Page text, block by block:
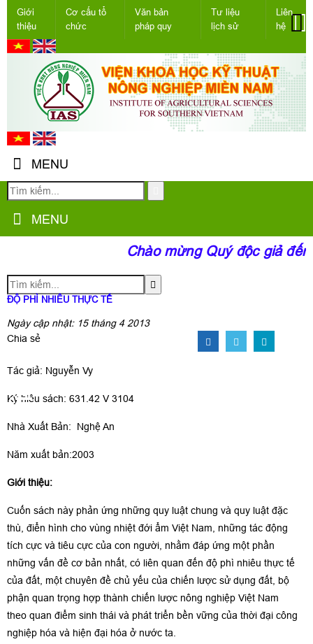
Giới
thiệu
Cơ cấu tổ
chức
Văn bản
pháp quy
Tư liệu
lịch sử
Liên
hệ
MENU
MENU
Chào mừng Quý độc giả
ĐỘ PHÌ NHIÊU THỰC TẾ
Ngày cập nhật: 15 tháng 4 2013
Chia sẻ
Tác giả: Nguyễn Vy
Ký hiệu sách: 631.42 V 3104
Nhà Xuất Bản: Nghệ An
Năm xuất bản:2003
Giới thiệu:
Cuốn sách này phản ứng những quy luật chung và quy luật đặc
thù, điển hình cho vùng nhiệt đới ẩm Việt Nam, những tác động
tích cực và tiêu cực của con người, nhằm đáp ứng một phần
những vấn đề cơ bản nhất, có liên quan đến độ phì nhiêu thực tế
của đất, một chuyên đề chủ yếu của chiến lược sử dụng đất, bộ
phận quan trọng hợp thành chiến lược nông nghiệp Việt Nam
theo quan điểm sinh thái và phát triển bền vững của thời đại công
nghiệp hóa và hiện đại hóa ở nước ta.